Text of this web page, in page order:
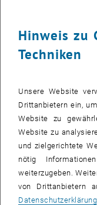
and to manage
vital for tasks such as
Internet search engines.
performance
Whereas current
either to maximize
process large
machines that can
The challenges of
major changes in all
including hardware,
Hinweis zu
Techniken
Unsere Website
Drittanbietern ein,
Website zu
Website zu
und zielgerichtete
nötig
weiterzugeben.
von Drittanbietern
Datenschutzerklärung